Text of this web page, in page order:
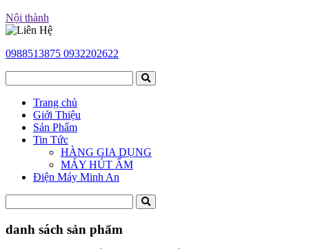
Nội thành
0988513875 0932202622
Trang chủ
Giới Thiệu
Sản Phẩm
Tin Tức
HÀNG GIA DỤNG
MÁY HÚT ẨM
Điện Máy Minh An
danh sách sản phẩm